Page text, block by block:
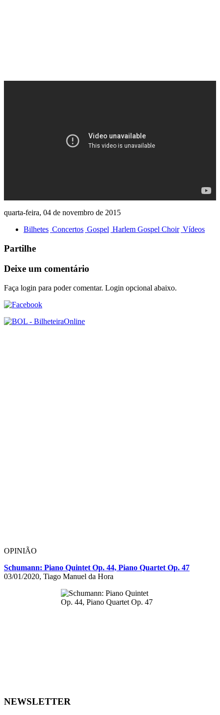
quarta-feira, 04 de novembro de 2015
Bilhetes Concertos Gospel Harlem Gospel Choir Vídeos
Partilhe
Deixe um comentário
Faça login para poder comentar. Login opcional abaixo.
OPINIÃO
Schumann: Piano Quintet Op. 44, Piano Quartet Op. 47
03/01/2020, Tiago Manuel da Hora
NEWSLETTER